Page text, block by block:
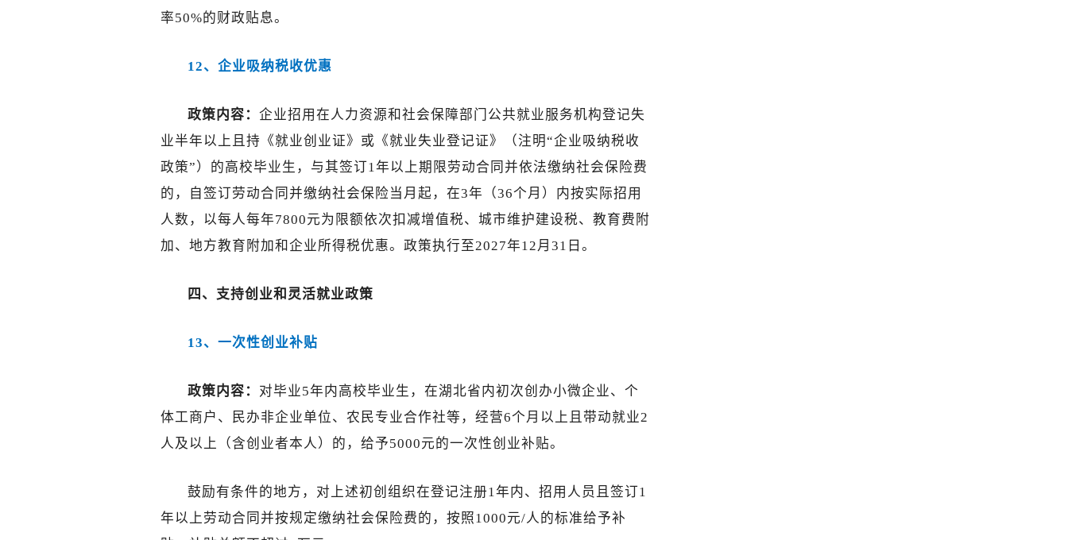
率50%的财政贴息。
12、企业吸纳税收优惠
政策内容： 企业招用在人力资源和社会保障部门公共就业服务机构登记失
业半年以上且持《就业创业证》或《就业失业登记证》（注明“企业吸纳税收
政策”）的高校毕业生，与其签订1年以上期限劳动合同并依法缴纳社会保险费
的，自签订劳动合同并缴纳社会保险当月起，在3年（36个月）内按实际招用
人数，以每人每年7800元为限额依次扣减增值税、城市维护建设税、教育费附
加、地方教育附加和企业所得税优惠。政策执行至2027年12月31日。
四、 支持创业和灵活就业政策
13、一次性创业补贴
政策内容： 对毕业5年内高校毕业生，在湖北省内初次创办小微企业、个
体工商户、民办非企业单位、农民专业合作社等，经营6个月以上且带动就业2
人及以上（含创业者本人）的，给予5000元的一次性创业补贴。
鼓励有条件的地方，对上述初创组织在登记注册1年内、招用人员且签订1
年以上劳动合同并按规定缴纳社会保险费的，按照1000元/人的标准给予补